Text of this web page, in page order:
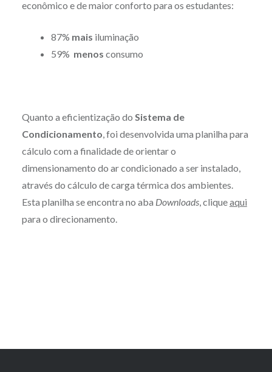
econômico e de maior conforto para os estudantes:
87% mais iluminação
59% menos consumo
Quanto a eficientização do Sistema de
Condicionamento , foi desenvolvida uma planilha para
cálculo com a finalidade de orientar o
dimensionamento do ar condicionado a ser instalado,
através do cálculo de carga térmica dos ambientes.
Esta planilha se encontra no aba Downloads, cliqueaqui
para o direcionamento.